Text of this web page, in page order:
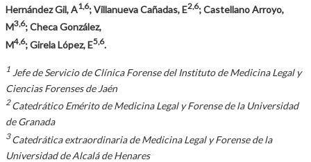
Hernández Gil, A1,6; Villanueva Cañadas, E2,6; Castellano Arroyo,
M3,6; Checa González,
M4,6; Girela López, E5,6.
1 Jefe de Servicio de Clínica Forense del Instituto de Medicina Legal y
Ciencias Forenses de Jaén
2Catedrático Emérito de Medicina Legal y Forense de la Universidad
de Granada
3Catedrática extraordinaria de Medicina Legal y Forense de la
Universidad de Alcalá de Henares